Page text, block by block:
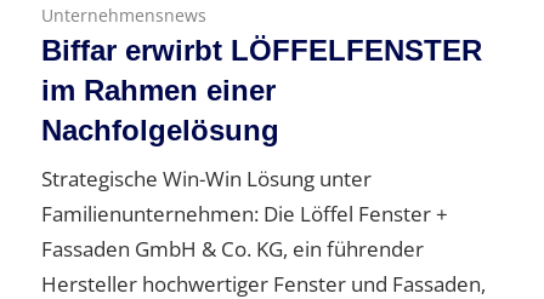
Unternehmensnews
Biffar erwirbt LÖFFELFENSTER
im Rahmen einer
Nachfolgelösung
Strategische Win-Win Lösung unter
Familienunternehmen: Die Löffel Fenster +
Fassaden GmbH & Co. KG, ein führender
Hersteller hochwertiger Fenster und Fassaden,